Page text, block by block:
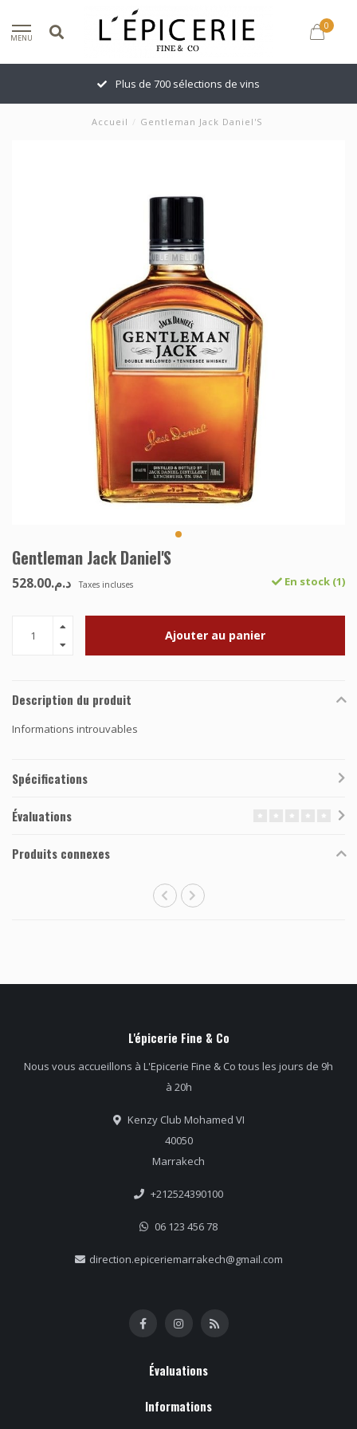
MENU
0
Plus de 700 sélections de vins
Accueil / Gentleman Jack Daniel'S
Gentleman Jack Daniel'S
د.م.528.00 Taxes incluses En stock (1)
Ajouter au panier
Description du produit
Informations introuvables
Spécifications
Évaluations
Produits connexes
L'épicerie Fine & Co
Nous vous accueillons à L'Epicerie Fine & Co tous les jours de 9h
à 20h
Kenzy Club Mohamed VI
40050
Marrakech
+212524390100
06 123 456 78
direction.epiceriemarrakech@gmail.com
Évaluations
Informations